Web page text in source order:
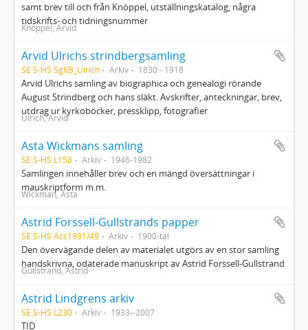
samt brev till och från Knöppel, utställningskatalog, några
tidskrifts- och tidningsnummer
Knöppel, Arvid
Arvid Ulrichs strindbergsamling
SE S-HS SgKB_Ulrich Arkiv 1830 - 1918
Arvid Ulrichs samling av biographica och genealogi rörande
August Strindberg och hans släkt. Avskrifter, anteckningar, brev,
utdrag ur kyrkoböcker, pressklipp, fotografier
Ulrich, Arvid
Asta Wickmans samling
SE S-HS L158 Arkiv 1946-1982
Samlingen innehåller brev och en mängd översättningar i
mauskriptform m.m.
Wickman, Asta
Astrid Forssell-Gullstrands papper
SE S-HS Acc1991/49 Arkiv 1900-tal
Den övervägande delen av materialet utgörs av en stor samling
handskrivna, odaterade manuskript av Astrid Forssell-Gullstrand
Gullstrand, Astrid
Astrid Lindgrens arkiv
SE S-HS L230 Arkiv 1933--2007
TID